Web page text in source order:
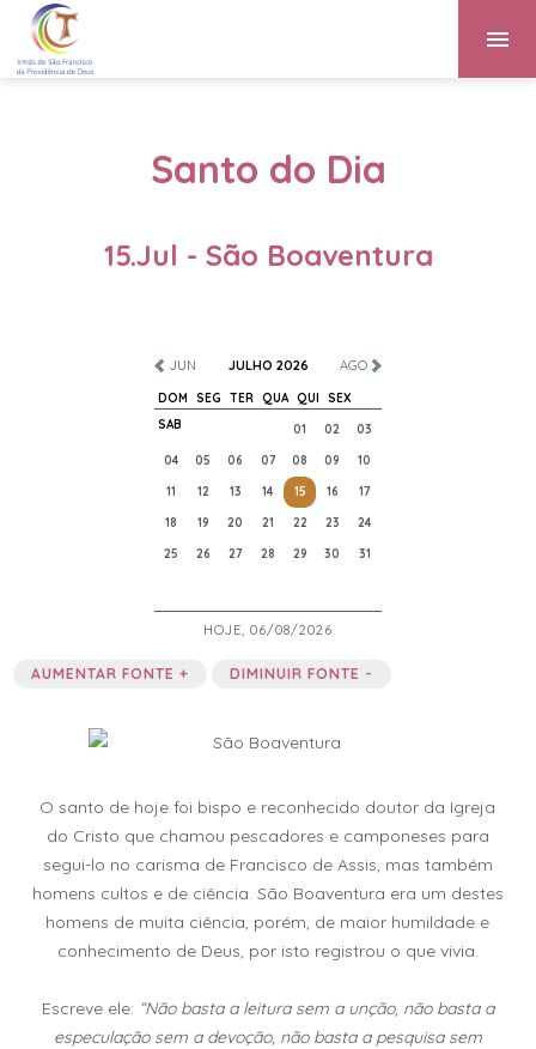
Santo do Dia
15.Jul - São Boaventura
JUN JULHO 2026 AGO
DOM SEG TER QUA QUI
SEX
SAB
01 02
03
04
05 06 07 08 09
10
11
12 13 14 15 16
17
18
19 20 21 22 23
24
25
26 27 28 29 30 31
HOJE, 06/08/2026
AUMENTAR FONTE + DIMINUIR FONTE -
O santo de hoje foi bispo e reconhecido doutor da Igreja
do Cristo que chamou pescadores e camponeses para
segui-lo no carisma de Francisco de Assis, mas também
homens cultos e de ciência. São Boaventura era um destes
homens de muita ciência, porém, de maior humildade e
conhecimento de Deus, por isto registrou o que vivia.
Escreve ele: “Não basta a leitura sem a unção, não basta a
especulação sem a devoção, não basta a pesquisa sem